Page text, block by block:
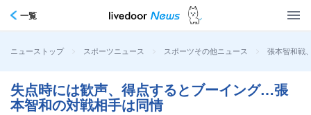
一覧
ニューストップ > スポーツニュース > スポーツその他ニュース > 張本智和戦
失点時には歓声、得点するとブーイング…張
本智和の対戦相手は同情